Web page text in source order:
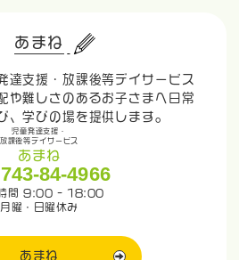
あまね
達支援・放課後等デイサービス
や難しさのあるお子さまへ日常
、学びの場を提供します。
児童発達支援・
放課後等デイサービス
あまね
84-4966
間 9:00 - 18:00
月曜・日曜休み
あまね